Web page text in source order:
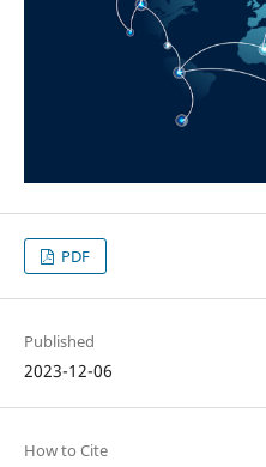
PDF
Published
2023-12-06
How to Cite